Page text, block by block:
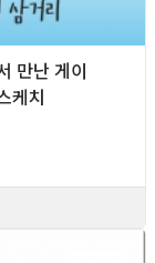
만난 게이
케치